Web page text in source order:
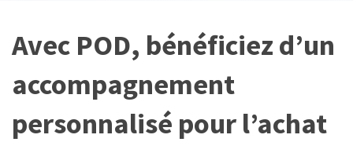
Avec POD, bénéficiez d’un
accompagnement
personnalisé pour l’achat